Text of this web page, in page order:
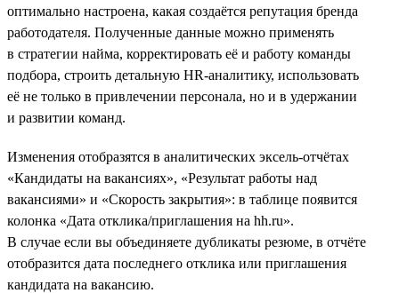
оптимально настроена, какая создаётся репутация бренда
работодателя. Полученные данные можно применять
в стратегии найма, корректировать её и работу команды
подбора, строить детальную HR-аналитику, использовать
её не только в привлечении персонала, но и в удержании
и развитии команд.
Изменения отобразятся в аналитических эксель-отчётах
«Кандидаты на вакансиях», «Результат работы над
вакансиями» и «Скорость закрытия»: в таблице появится
колонка «Дата отклика/приглашения на hh.ru».
В случае если вы объединяете дубликаты резюме, в отчёте
отобразится дата последнего отклика или приглашения
кандидата на вакансию.